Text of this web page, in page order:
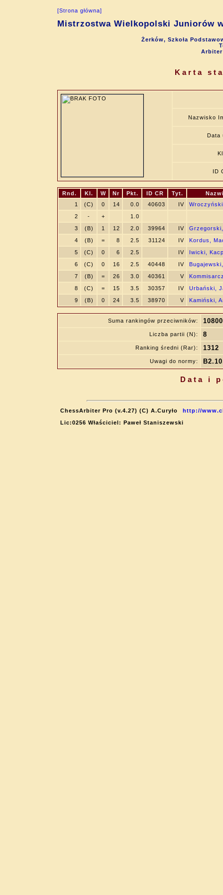
[Strona główna]
Mistrzostwa Wielkopolski Juniorów
Żerków, Szkoła
Karta
Nazwisko
Data
ID
Rnd. Kl. W Nr Pkt. ID CR Tyt.
1
(C) 0 14 0.0 40603 IV
2
- +
1.0
3
(B) 1 12 2.0 39964 IV
Grzegorski,
4
(B) = 8 2.5 31124 IV
Kordus,
5
(C) 0 6 2.5 IV
Iwicki,
6
(C) 0 16 2.5 40448 IV
7
(B) = 26 3.0 40361 V
8
(C) = 15 3.5 30357 IV
Urbański,
9
(B) 0 24 3.5 38970 V Kamiński,
Suma rankingów przeciwników: 10800
Liczba partii (N): 8
Ranking średni (Rar): 1312
Uwagi do normy:
Data i
ChessArbiter Pro (v.4.27) (C) A.Curyło
http://
Lic:0256 Właściciel: Paweł Staniszewski